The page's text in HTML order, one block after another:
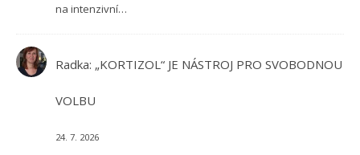
na intenzivní…
Radka: „KORTIZOL“ JE NÁSTROJ PRO SVOBODNOU
VOLBU
24. 7. 2026